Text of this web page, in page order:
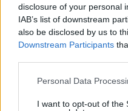
disclosure of your personal
IAB’s list of downstream
also be disclosed by us to
Downstream Participants
Please note that this
not limited to your visit or
Personal Data
I want to opt-out of the
09.08.2026, 12:47